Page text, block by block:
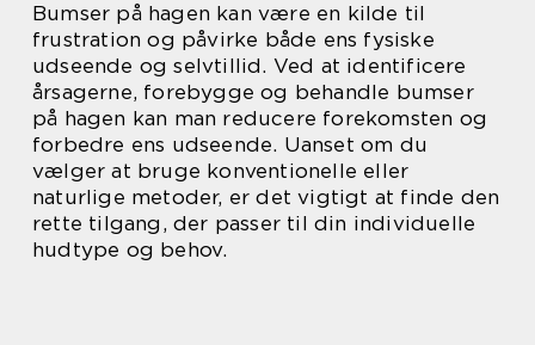
Bumser på hagen kan være en kilde til
frustration og påvirke både ens fysiske
udseende og selvtillid. Ved at identificere
årsagerne, forebygge og behandle bumser
på hagen kan man reducere forekomsten og
forbedre ens udseende. Uanset om du
vælger at bruge konventionelle eller
naturlige metoder, er det vigtigt at finde den
rette tilgang, der passer til din individuelle
hudtype og behov.